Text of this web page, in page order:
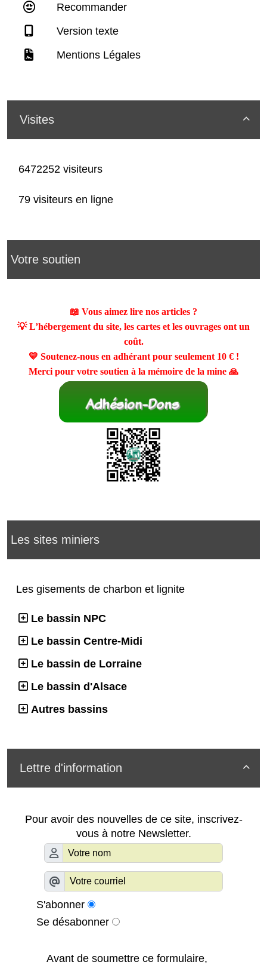
Recommander
Version texte
Mentions Légales

Visites
6472252 visiteurs
79 visiteurs en ligne
Votre soutien
📖 Vous aimez lire nos articles ?
💡 L’hébergement du site, les cartes et les ouvrages ont un
coût.
💛 Soutenez-nous en adhérant pour seulement 10 €!
Merci pour votre soutien à la mémoire de la mine 🙏
Les sites miniers
Les gisements de charbon et lignite
Le bassin NPC
Le bassin Centre-Midi
Le bassin de Lorraine
Le bassin d'Alsace
Autres bassins

Lettre d'information
Pour avoir des nouvelles de ce site, inscrivez-
vous à notre Newsletter.
S'abonner
Se désabonner
Avant de soumettre ce formulaire,